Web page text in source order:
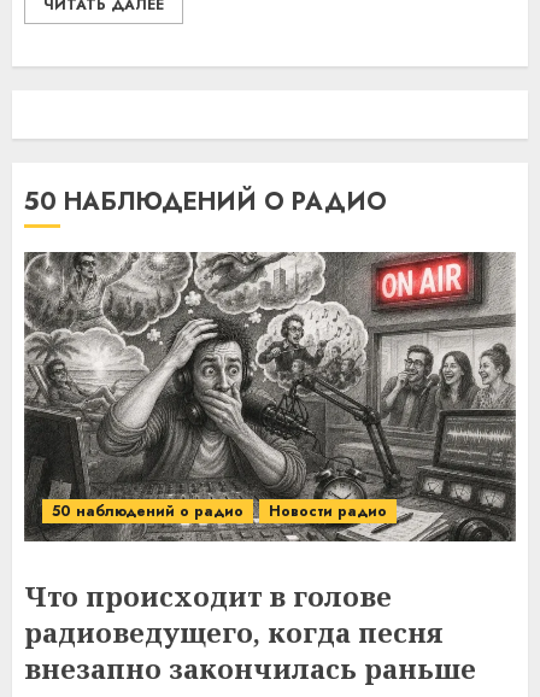
ЧИТАТЬ ДАЛЕЕ
50 НАБЛЮДЕНИЙ О РАДИО
50 наблюдений о радио Новости радио
Что происходит в голове
радиоведущего, когда песня
внезапно закончилась раньше